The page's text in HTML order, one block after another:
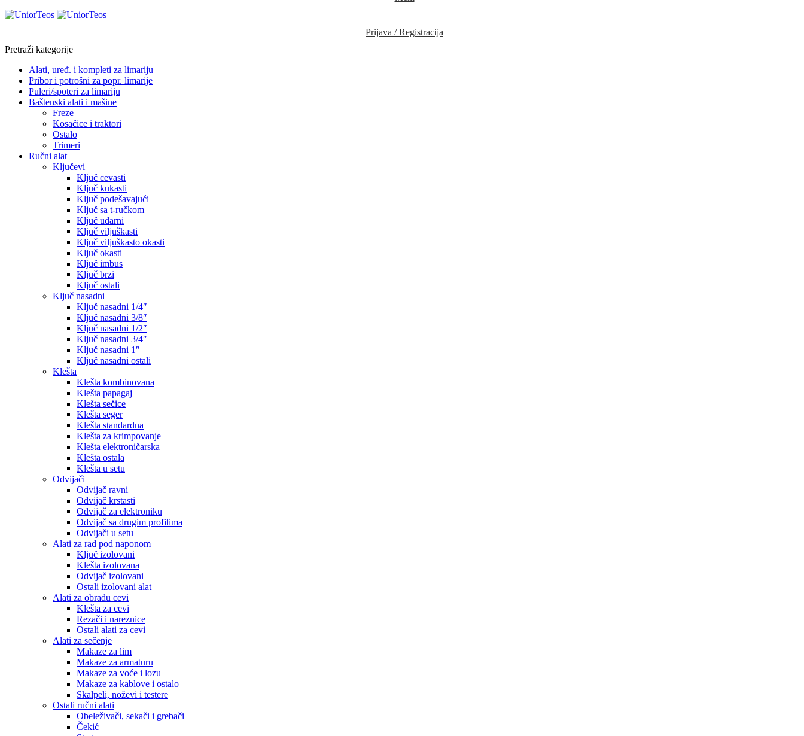
Prijava / Registracija
Pretraži kategorije
Alati, uređ. i kompleti za limariju
Pribor i potrošni za popr. limarije
Puleri/spoteri za limariju
Baštenski alati i mašine
Freze
Kosačice i traktori
Ostalo
Trimeri
Ručni alat
Ključevi
Ključ cevasti
Ključ kukasti
Ključ podešavajući
Ključ sa t-ručkom
Ključ udarni
Ključ viljuškasti
Ključ viljuškasto okasti
Ključ okasti
Ključ imbus
Ključ brzi
Ključ ostali
Ključ nasadni
Ključ nasadni 1/4″
Ključ nasadni 3/8″
Ključ nasadni 1/2″
Ključ nasadni 3/4″
Ključ nasadni 1″
Ključ nasadni ostali
Klešta
Klešta kombinovana
Klešta papagaj
Klešta sečice
Klešta seger
Klešta standardna
Klešta za krimpovanje
Klešta elektroničarska
Klešta ostala
Klešta u setu
Odvijači
Odvijač ravni
Odvijač krstasti
Odvijač za elektroniku
Odvijač sa drugim profilima
Odvijači u setu
Alati za rad pod naponom
Ključ izolovani
Klešta izolovana
Odvijač izolovani
Ostali izolovani alat
Alati za obradu cevi
Klešta za cevi
Rezači i nareznice
Ostali alati za cevi
Alati za sečenje
Makaze za lim
Makaze za armaturu
Makaze za voće i lozu
Makaze za kablove i ostalo
Skalpeli, noževi i testere
Ostali ručni alati
Obeleživači, sekači i grebači
Čekić